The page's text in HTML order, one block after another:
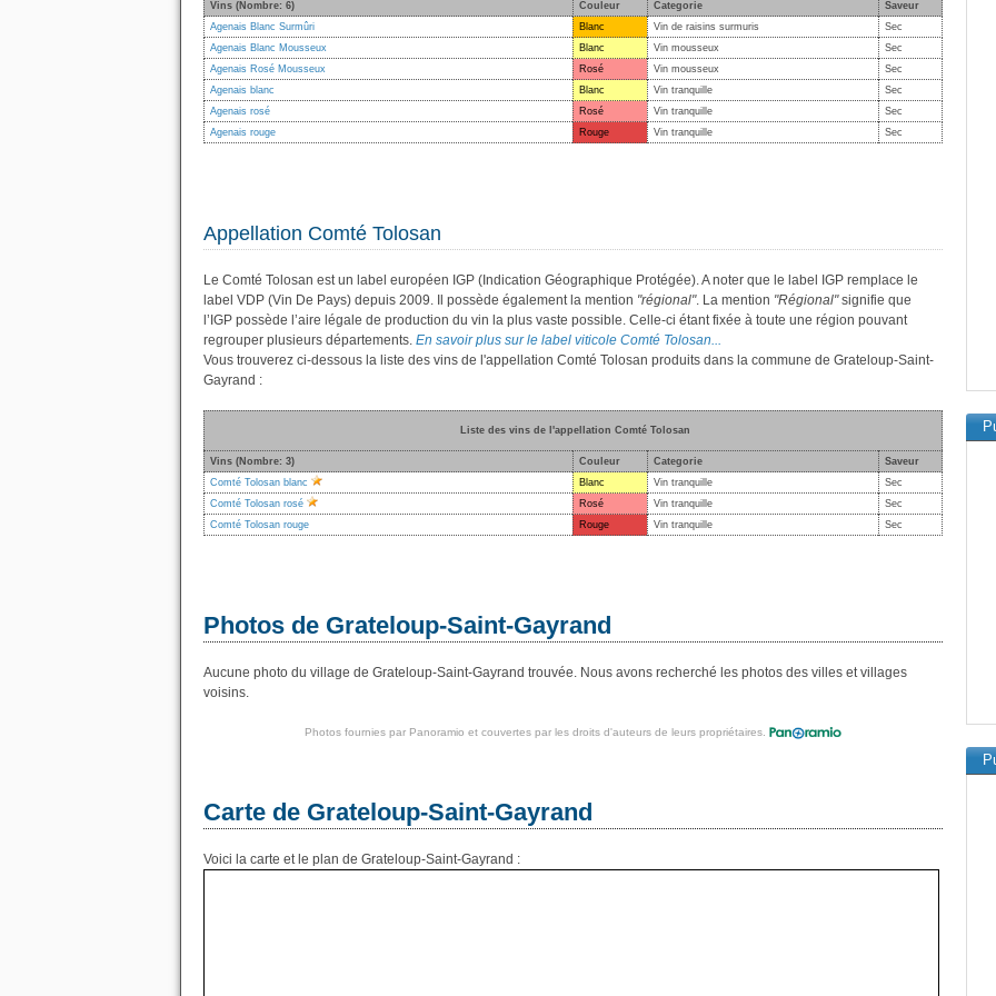
Vins (Nombre: 6) Couleur Categorie
Saveur
Agenais Blanc Surmûri
Blanc Vin de raisins surmuris
Sec
Agenais Blanc Mousseux
Blanc Vin mousseux
Sec
Agenais Rosé Mousseux
Rosé Vin mousseux
Sec
Agenais blanc
Blanc Vin tranquille
Sec
Agenais rosé
Rosé Vin tranquille
Sec
Agenais rouge
Rouge Vin tranquille Sec
Appellation Comté Tolosan
Le Comté Tolosan est un label européen IGP (Indication Géographique Protégée). A noter que le label IGP remplace le
label VDP (Vin De Pays) depuis 2009. Il possède également la mention "régional". La mention "Régional"signifie que
l’IGP possède l’aire légale de production du vin la plus vaste possible. Celle-ci étant fixée à toute une région pouvant
regrouper plusieurs départements. En savoir plus sur le label viticole Comté Tolosan...
Vous trouverez ci-dessous la liste des vins de l'appellation Comté Tolosan produits dans la commune de Grateloup-Saint-
Gayrand :
Liste des vins de l'appellation Comté Tolosan
Vins (Nombre: 3) Couleur Categorie
Saveur
Comté Tolosan blanc
Blanc Vin tranquille
Sec
Comté Tolosan rosé
Rosé Vin tranquille
Sec
Comté Tolosan rouge
Rouge Vin tranquille Sec
Photos de Grateloup-Saint-Gayrand
Aucune photo du village de Grateloup-Saint-Gayrand trouvée. Nous avons recherché les photos des villes et villages
voisins.
Photos fournies par Panoramio et couvertes par les droits d'auteurs de leurs propriétaires.
Carte de Grateloup-Saint-Gayrand
Voici la carte et le plan de Grateloup-Saint-Gayrand :